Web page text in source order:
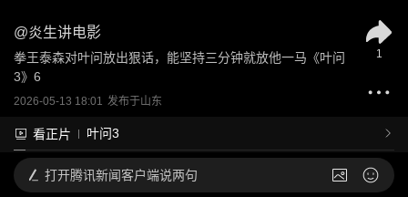
@炎生讲电影
拳王泰森对叶问放出狠话，能坚持三分钟就放他一马《叶问
3》6
2026-05-13 18:01 发布于山东
看正片 叶问3
1
打开腾讯新闻客户端说两句